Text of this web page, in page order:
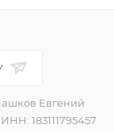
Евгений
183111795457